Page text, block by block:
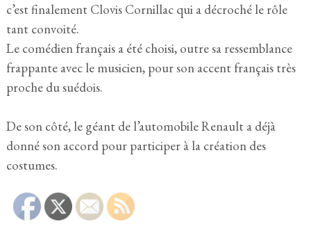
c’est finalement Clovis Cornillac qui a décroché le rôle
tant convoité.
Le comédien français a été choisi, outre sa ressemblance
frappante avec le musicien, pour son accent français très
proche du suédois.
De son côté, le géant de l’automobile Renault a déjà
donné son accord pour participer à la création des
costumes.